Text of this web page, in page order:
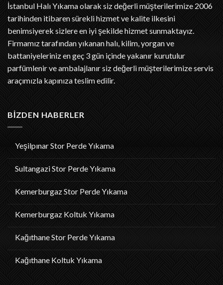
İstanbul Halı Yıkamaolarak siz değerli müşterilerimize 2006
tarihinden itibaren sürekli hizmet ve kalite ilkesini
benimsiyerek sizlere en iyi şekilde hizmet sunmaktayız.
Firmamız tarafından yıkanan halı, kilim, yorgan ve
battaniyeleriniz en geç 3 gün içinde yakanır kurutulur
parfümlenir ve ambalajlanır siz değerli müşterilerimize servis
araçımızla kapınıza teslim edilir.
BIZDEN HABERLER
Yeşilpınar Stor Perde Yıkama
Sultangazi Stor Perde Yıkama
Kemerburgaz Stor Perde Yıkama
Kemerburgaz Koltuk Yıkama
Kağıthane Stor Perde Yıkama
Kağıthane Koltuk Yıkama